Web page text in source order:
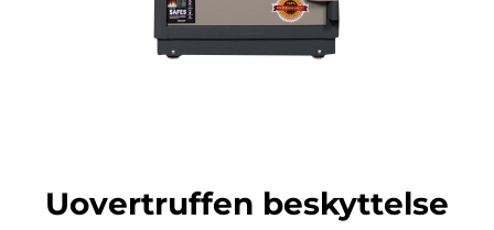
Uovertruffen beskyttelse